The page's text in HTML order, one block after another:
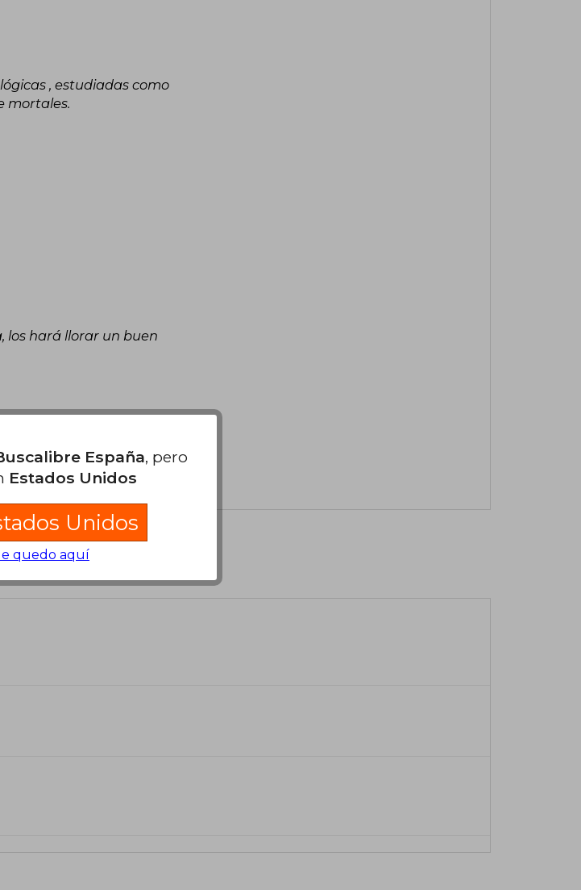
, estudiadas como
mortales.
los hará llorar un buen
evaluación
España, pero
Estados Unidos
Unidos
quedo aquí